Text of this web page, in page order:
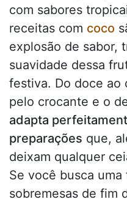
com sabores
receitas com coco
explosão de sabor,
suavidade dessa
festiva. Do doce ao
pelo crocante e o
adapta
preparações que,
deixam qualquer
Se você busca uma
sobremesas de fim